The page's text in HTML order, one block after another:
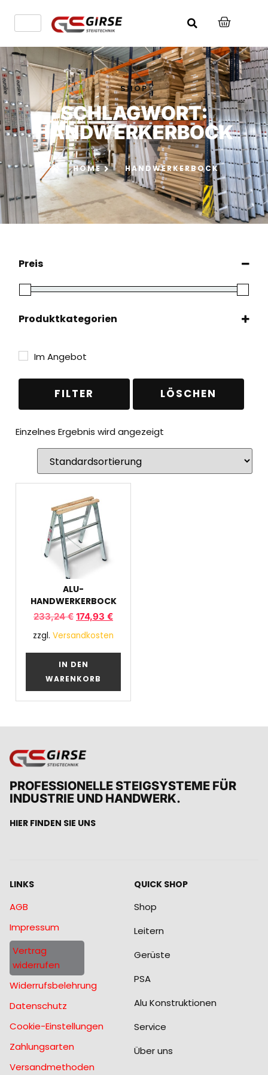
SHOP
SCHLAGWORT:
HANDWERKERBOCK
HOME HANDWERKERBOCK
Preis
Produktkategorien
Böcke & Bohlen
Böcke
Im Angebot
FILTER LÖSCHEN
Einzelnes Ergebnis wird angezeigt
ALU-
HANDWERKERBOCK
233,24€ 174,93 €
zzgl. Versandkosten
IN DEN
WARENKORB
PROFESSIONELLE STEIGSYSTEME FÜR
INDUSTRIE UND HANDWERK.
HIER FINDEN SIE UNS
LINKS
AGB
Impressum
Vertrag
widerrufen
Widerrufsbelehrung
Datenschutz
Cookie-Einstellungen
Zahlungsarten
Versandmethoden
QUICK SHOP
Shop
Leitern
Gerüste
PSA
Alu Konstruktionen
Service
Über uns